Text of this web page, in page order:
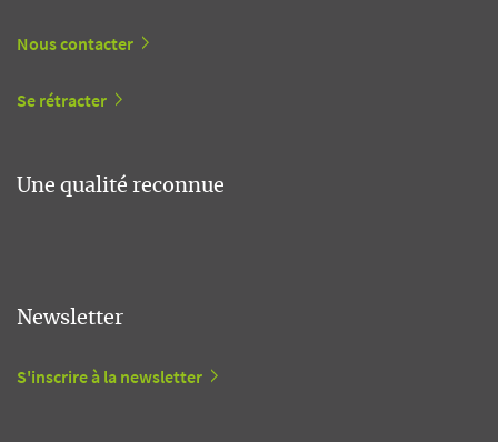
Nous contacter
Se rétracter
Une qualité reconnue
Newsletter
S'inscrire à la newsletter